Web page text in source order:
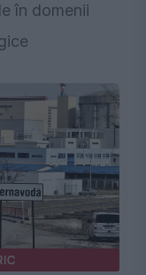
în domenii